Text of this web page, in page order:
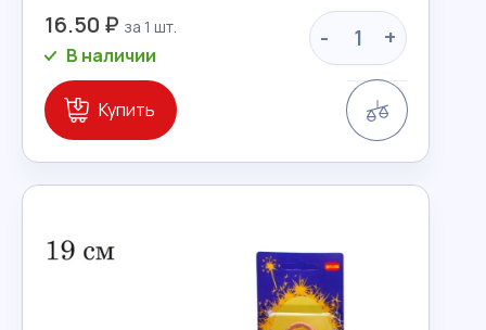
16.50 ₽ - +
В наличии
Купить